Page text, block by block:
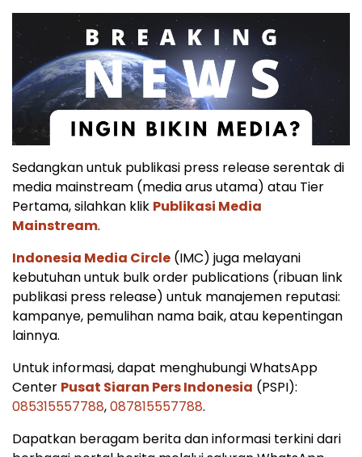
Sedangkan untuk publikasi press release serentak di
media mainstream (media arus utama) atau Tier
Pertama, silahkan klik Publikasi Media
Mainstream.
Indonesia Media Circle (IMC) juga melayani
kebutuhan untuk bulk order publications (ribuan link
publikasi press release) untuk manajemen reputasi:
kampanye, pemulihan nama baik, atau kepentingan
lainnya.
Untuk informasi, dapat menghubungi WhatsApp
Center Pusat Siaran Pers Indonesia (PSPI):
085315557788,087815557788.
Dapatkan beragam berita dan informasi terkini dari